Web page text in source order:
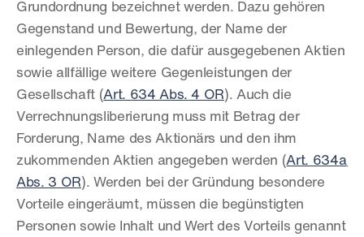
Grundordnung bezeichnet werden. Dazu gehören
Gegenstand und Bewertung, der Name der
einlegenden Person, die dafür ausgegebenen Aktien
sowie allfällige weitere Gegenleistungen der
Gesellschaft (Art. 634 Abs. 4 OR). Auch die
Verrechnungsliberierung muss mit Betrag der
Forderung, Name des Aktionärs und den ihm
zukommenden Aktien angegeben werden (Art. 634a
Abs. 3 OR). Werden bei der Gründung besondere
Vorteile eingeräumt, müssen die begünstigten
Personen sowie Inhalt und Wert des Vorteils genannt